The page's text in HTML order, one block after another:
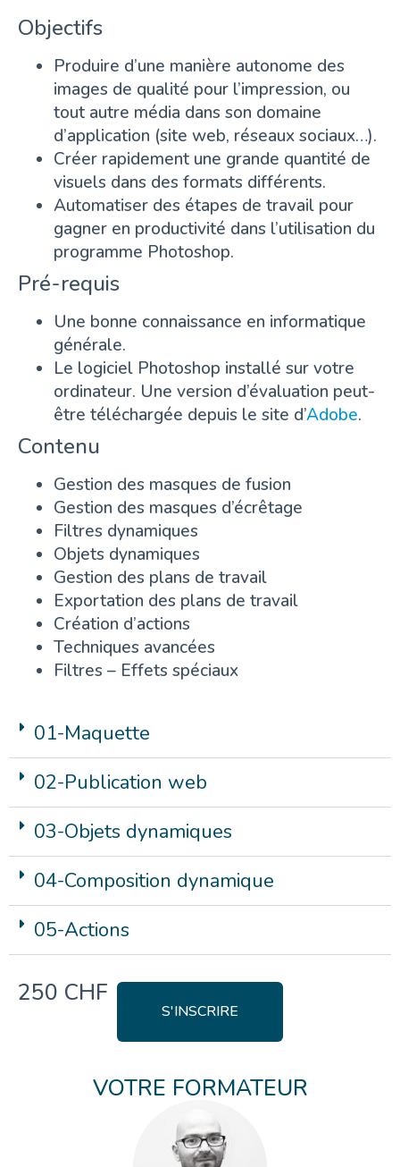
Objectifs
Produire d’une manière autonome des
images de qualité pour l’impression, ou
tout autre média dans son domaine
d’application (site web, réseaux sociaux…).
Créer rapidement une grande quantité de
visuels dans des formats différents.
Automatiser des étapes de travail pour
gagner en productivité dans l’utilisation du
programme Photoshop.
Pré-requis
Une bonne connaissance en informatique
générale.
Le logiciel Photoshop installé sur votre
ordinateur. Une version d’évaluation peut-
être téléchargée depuis le site d’Adobe.
Contenu
Gestion des masques de fusion
Gestion des masques d’écrêtage
Filtres dynamiques
Objets dynamiques
Gestion des plans de travail
Exportation des plans de travail
Création d’actions
Techniques avancées
Filtres – Effets spéciaux
01-Maquette
02-Publication web
03-Objets dynamiques
04-Composition dynamique
05-Actions
250 CHF
S'INSCRIRE
VOTRE FORMATEUR